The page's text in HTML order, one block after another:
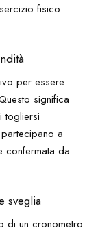
fisico
per essere
significa
togliersi
a
confermata da
sveglia
di un cronometro